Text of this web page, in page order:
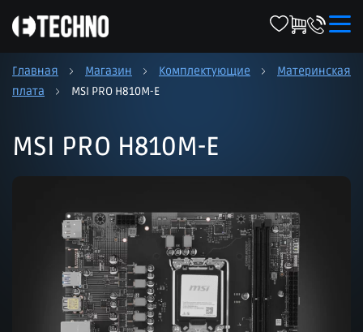
Главная Магазин Комплектующие
Материнская
плата
MSI PRO H810M-E
MSI PRO H810M-E